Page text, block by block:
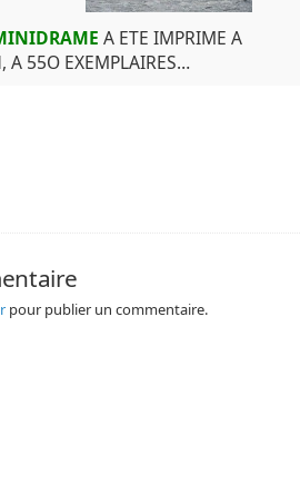
A ETE IMPRIME A
A 55O EXEMPLAIRES…
pour publier un commentaire.